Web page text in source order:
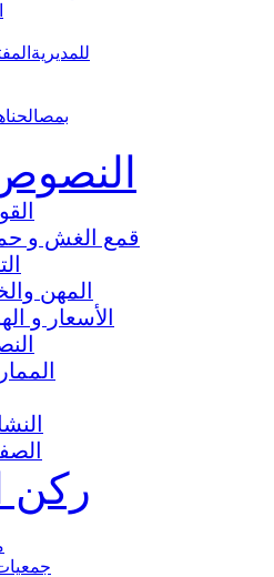
للمديرية
بمصالحنا
قمع الغش و
المهن
الأسعار و
ركن